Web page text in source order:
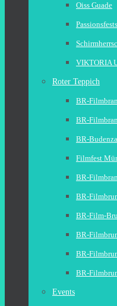
Oiss Guade
VIKTORIA
Roter Teppich
BR-
BR-
BR-
Filmfest
BR-
BR-
BR-Film-
BR-
BR-
BR-
Events